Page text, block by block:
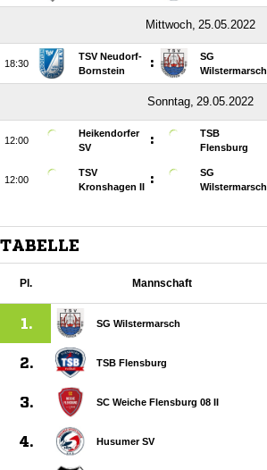
 

TSV Neudorf-
Bornstein
:
SG
Wilstermarsch
 

Heikendorfer
SV
:
TSB
Flensburg

TSV
Kronshagen II :
SG
Wilstermarsch
TABELLE
Pl. Mannschaft
1. SG Wilstermarsch
2. TSB Flensburg
3. SC Weiche Flensburg 08 II
4. Husumer SV